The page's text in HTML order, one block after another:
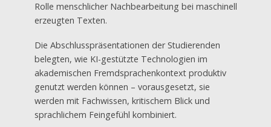
Rolle menschlicher Nachbearbeitung bei maschinell
erzeugten Texten.
Die Abschlusspräsentationen der Studierenden
belegten, wie KI-gestützte Technologien im
akademischen Fremdsprachenkontext produktiv
genutzt werden können – vorausgesetzt, sie
werden mit Fachwissen, kritischem Blick und
sprachlichem Feingefühl kombiniert.